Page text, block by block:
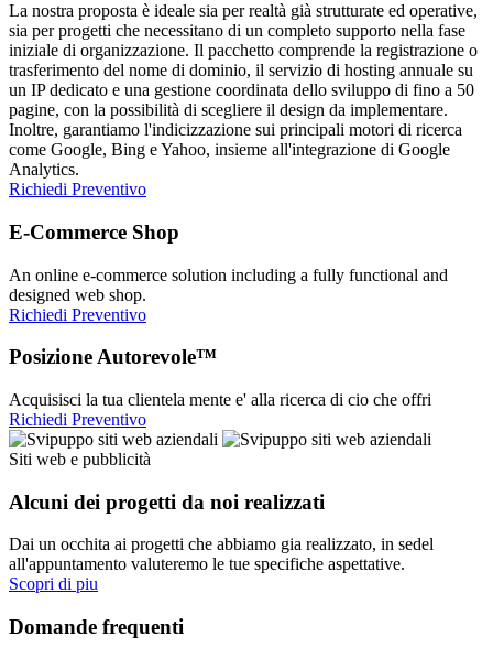
La nostra proposta è ideale sia per realtà già strutturate ed operative,
sia per progetti che necessitano di un completo supporto nella fase
iniziale di organizzazione. Il pacchetto comprende la registrazione o
trasferimento del nome di dominio, il servizio di hosting annuale su
un IP dedicato e una gestione coordinata dello sviluppo di fino a 50
pagine, con la possibilità di scegliere il design da implementare.
Inoltre, garantiamo l'indicizzazione sui principali motori di ricerca
come Google, Bing e Yahoo, insieme all'integrazione di Google
Analytics.
Richiedi Preventivo
E-Commerce Shop
An online e-commerce solution including a fully functional and
designed web shop.
Richiedi Preventivo
Posizione Autorevole™
Acquisisci la tua clientela mente e' alla ricerca di cio che offri
Richiedi Preventivo
Siti web e pubblicità
Alcuni dei progetti da noi realizzati
Dai un occhita ai progetti che abbiamo gia realizzato, in sedel
all'appuntamento valuteremo le tue specifiche aspettative.
Scopri di piu
Domande frequenti